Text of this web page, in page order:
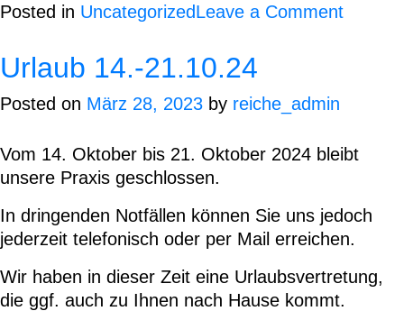
Posted in UncategorizedLeave a Commenton
Urlaub 14.-21.10.24
Posted on März 28, 2023 by reiche_admin
Vom 14. Oktober bis 21. Oktober 2024 bleibt
unsere Praxis geschlossen.
In dringenden Notfällen können Sie uns jedoch
jederzeit telefonisch oder per Mail erreichen.
Wir haben in dieser Zeit eine Urlaubsvertretung,
die ggf. auch zu Ihnen nach Hause kommt.